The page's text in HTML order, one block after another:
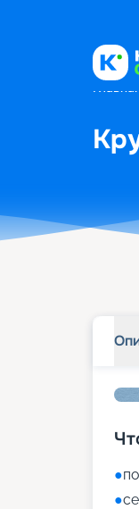
●
●